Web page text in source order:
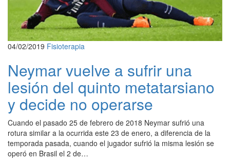
04/02/2019 Fisioterapia
Neymar vuelve a sufrir una
lesión del quinto metatarsiano
y decide no operarse
Cuando el pasado 25 de febrero de 2018 Neymar sufrió una
rotura similar a la ocurrida este 23 de enero, a diferencia de la
temporada pasada, cuando el jugador sufrió la misma lesión se
operó en Brasil el 2 de…